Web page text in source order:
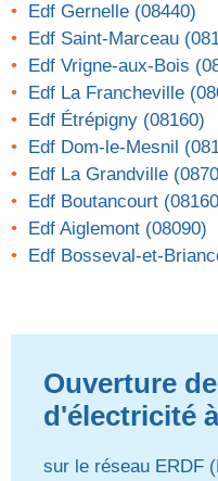
Edf Gernelle (08440)
Edf Saint-Marceau
Edf Vrigne-aux-Bois
Edf La Francheville
Edf Étrépigny (08160)
Edf Dom-le-Mesnil
Edf La Grandville
Edf Boutancourt
Edf Aiglemont (08090)
Edf Bosseval-et-
Ouverture
d'électricité
sur le réseau ERDF